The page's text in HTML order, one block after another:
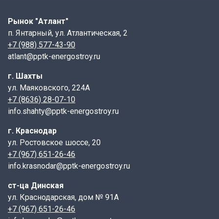
указаны длина, ширина и высота
ПТ- плита перекрытия канала.
300 - длина, указывается в см;
20 - высота, указывается в см;
9- индекс, характеризующий тип элемента по
армированию ( нагрузка в тс/м2).
Маркировка, а также дата изготовления и масса
Конструктивные особенности:
Плиты ПТ имеют форму прямоугольника с гладкой
к стенкам лотка. Некоторые модели могут содержать
дополнительные элементы, такие как пазы или
выступы, чтобы облегчить монтаж и улучшить
Рынок "Атлант"
п. Янтарный, ул. Атлантическая, 2
+7 (988) 577-43-90
atlant@pptk-energostroy.ru
г. Шахты
ул. Маяковского, 224А
+7 (8636) 28-07-10
info.shahty@pptk-energostroy.ru
г. Краснодар
ул. Ростовское шоссе, 20
+7 (967) 651-26-46
info.krasnodar@pptk-energostroy.ru
ст-ца Динская
ул. Краснодарская, дом № 91А
+7 (967) 651-26-46